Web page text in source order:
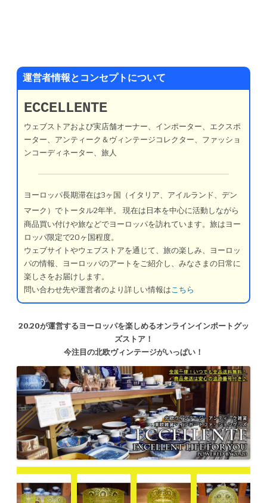
運営者情報とコンセプトについて
ECCELLENTE
ウェブストアおよび実店舗オーナー、インポーター、エクスポ
ーター、アンティーク＆ヴィンテージコレクター、ファッショ
ンコーディネーター、旅人
ヨーロッパ長期滞在は3ヶ国（イタリア、アイルランド、デン
マーク）でトータル2年半。
現在は日本を中心に活動しながら
商品買い付けや旅などでヨーロッパを訪れています。旅はヨー
ロッパ限定で20ヶ国程度。
ウェブサイトやウェブストアを通じて、旅の楽しみ、ヨーロッ
パの情報、ヨーロッパのアートをご紹介し、みなさまの日常に
楽しさをお届けします。
問い合わせ先や運営者のより詳しい情報はこちら
20.20が運営するヨーロッパを楽しめるオンラインインポートグッ
ズストア！
今注目の北欧ヴィンテージがいっぱい！